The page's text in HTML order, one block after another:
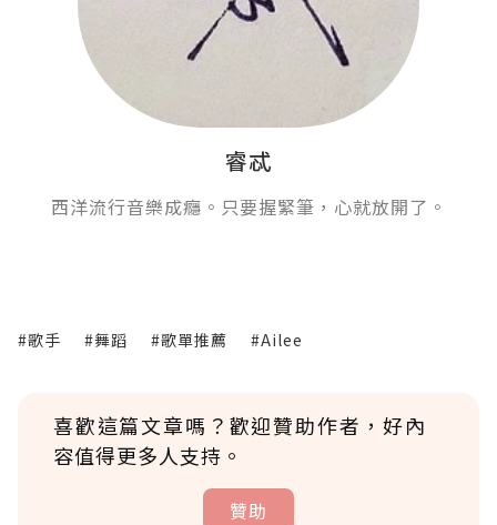
睿忒
西洋流行音樂成癮。只要握緊筆，心就放開了。
#歌手 #舞蹈 #歌單推薦 #Ailee
喜歡這篇文章嗎？歡迎贊助作者，好內
容值得更多人支持。
贊助